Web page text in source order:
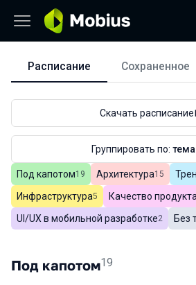
Расписание
Расписание Сохраненное
Под капотомВсего
19 АрхитектураВсего
15
ИнфраструктураВсего
5 Качество продукта
UI/UX в мобильной разработкеВсего
2 Без
Скачать расписание
Группировать по:
Под капотом19